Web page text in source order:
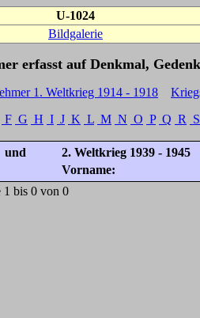
U-1024
Bildgalerie
erfasst auf Denkmal,
1. Weltkrieg 1914 - 1918
F G H I J K L M N O P Q R S
und
2. Weltkrieg 1939 - 1945
Vorname:
1 bis 0 von 0